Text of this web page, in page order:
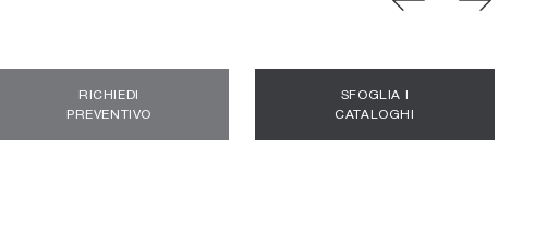
RICHIEDI
PREVENTIVO
SFOGLIA I
CATALOGHI